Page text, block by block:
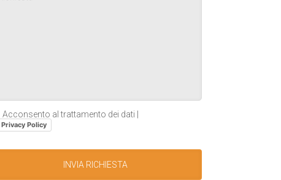
Acconsento al trattamento dei dati |
Privacy Policy